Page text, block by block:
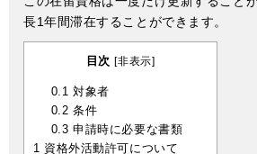
長1年間滞在することができます。
目次 [非表示]
0.1 対象者
0.2 条件
0.3 申請時に必要な書類
1 資格外活動許可について